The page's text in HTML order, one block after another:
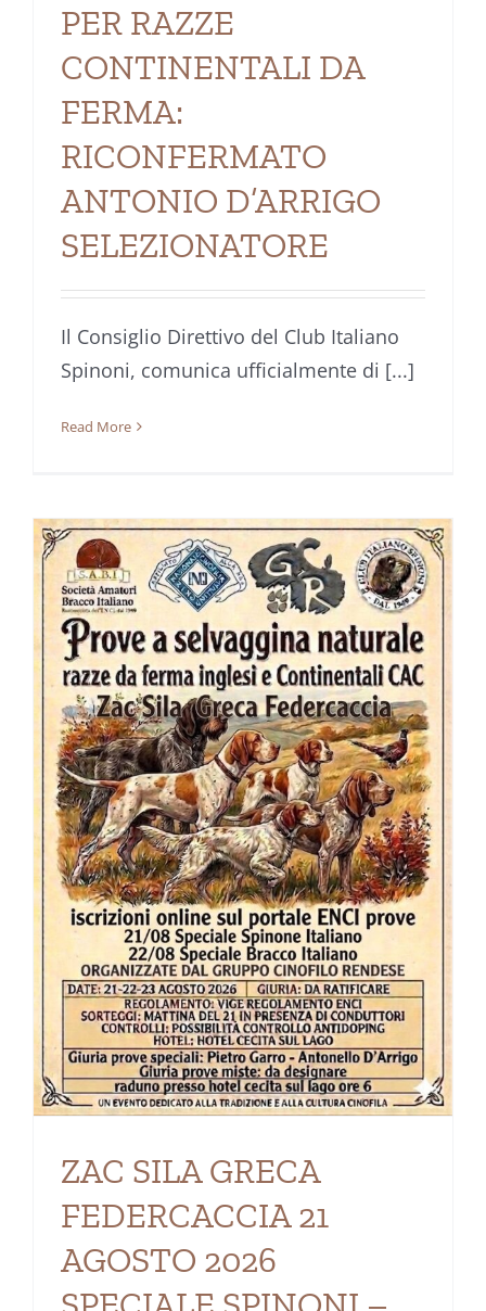
PER RAZZE
CONTINENTALI DA
FERMA:
RICONFERMATO
ANTONIO D’ARRIGO
SELEZIONATORE
Il Consiglio Direttivo del Club Italiano
Spinoni, comunica ufficialmente di [...]
Read More
ZAC SILA GRECA
FEDERCACCIA 21
AGOSTO 2026